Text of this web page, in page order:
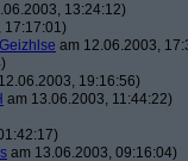
13:24:12)
17:17:01)
am 12.06.2003,
19:16:56)
am 13.06.2003, 11:44:22)
am 13.06.2003, 09:16:04)